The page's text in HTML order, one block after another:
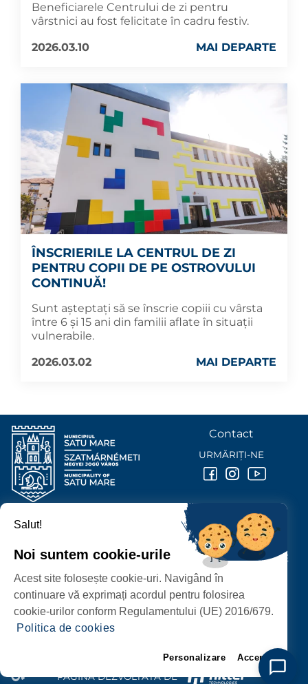
Beneficiarele Centrului de zi pentru
vârstnici au fost felicitate în cadru festiv.
2026.03.10
MAI DEPARTE
ÎNSCRIERILE LA CENTRUL DE ZI
PENTRU COPII DE PE OSTROVULUI
CONTINUĂ!
Sunt așteptați să se înscrie copiii cu vârsta
între 6 și 15 ani din familii aflate în situații
vulnerabile.
2026.03.02
MAI DEPARTE
PROTECȚIA DATELOR PERSONALE
PAGINĂ DEZVOLTATĂ DE
PRIMĂRIA MUNICIPIULUI
P-ȚA 25 OCTOMBRIE, NR. 1 CORP M, 440026 SATU MARE
Contact
URMĂRIȚI-NE
Salut!
Noi suntem cookie-urile
Acest site folosește cookie-uri. Navigând în
continuare vă exprimați acordul pentru folosirea
cookie-urilor conform Regulamentului (UE) 2016/679.
Politica de cookies
Personalizare Accept